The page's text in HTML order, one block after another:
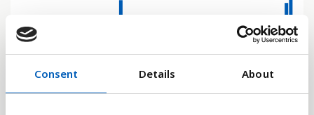
Consent Details About
12,000M
18,000M